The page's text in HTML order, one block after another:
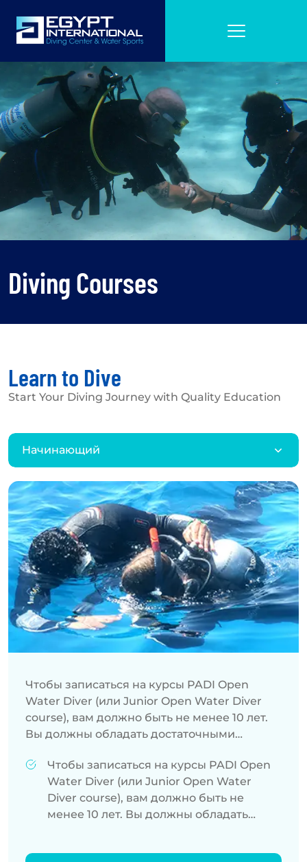
Diving Courses
Learn to Dive
Start Your Diving Journey with Quality Education
Начинающий
Чтобы записаться на курсы PADI Open
Water Diver (или Junior Open Water Diver
course), вам должно быть не менее 10 лет.
Вы должны обладать достаточными
физическим здоровьем. Предыдущий опыт
погружения с аквалангом не требуется.
Чтобы записаться на курсы PADI Open
Water Diver (или Junior Open Water
Diver course), вам должно быть не
менее 10 лет. Вы должны обладать